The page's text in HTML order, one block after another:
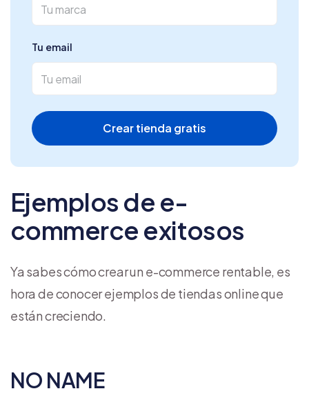
Tu email
Crear tienda gratis
Ejemplos de e-
commerce exitosos
Ya sabes cómo crear un e-commerce rentable, es
hora de conocer ejemplos de tiendas online que
están creciendo.
NO NAME